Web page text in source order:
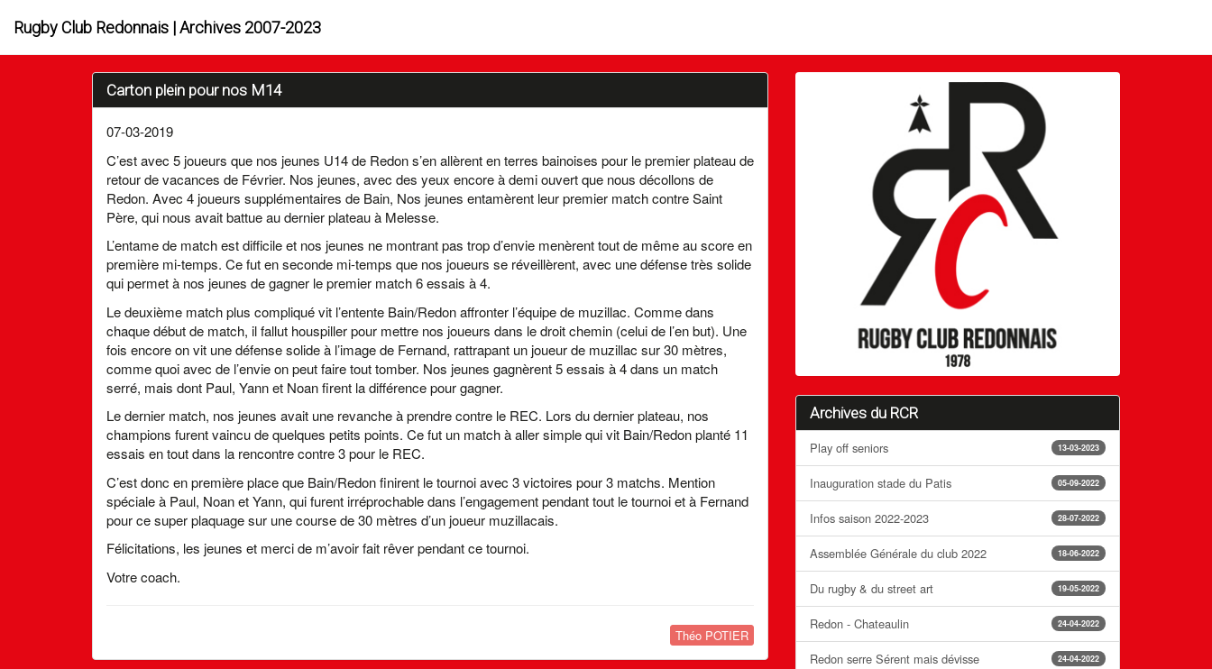
Rugby Club Redonnais | Archives 2007-2023
Carton plein pour nos M14
07-03-2019
C’est avec 5 joueurs que nos jeunes U14 de Redon s’en allèrent en terres bainoises pour le premier plateau de
retour de vacances de Février. Nos jeunes, avec des yeux encore à demi ouvert que nous décollons de
Redon. Avec 4 joueurs supplémentaires de Bain, Nos jeunes entamèrent leur premier match contre Saint
Père, qui nous avait battue au dernier plateau à Melesse.
L’entame de match est difficile et nos jeunes ne montrant pas trop d’envie menèrent tout de même au score en
première mi-temps. Ce fut en seconde mi-temps que nos joueurs se réveillèrent, avec une défense très solide
qui permet à nos jeunes de gagner le premier match 6 essais à 4.
Le deuxième match plus compliqué vit l’entente Bain/Redon affronter l’équipe de muzillac. Comme dans
chaque début de match, il fallut houspiller pour mettre nos joueurs dans le droit chemin (celui de l’en but). Une
fois encore on vit une défense solide à l’image de Fernand, rattrapant un joueur de muzillac sur 30 mètres,
comme quoi avec de l’envie on peut faire tout tomber. Nos jeunes gagnèrent 5 essais à 4 dans un match
serré, mais dont Paul, Yann et Noan firent la différence pour gagner.
Le dernier match, nos jeunes avait une revanche à prendre contre le REC. Lors du dernier plateau, nos
champions furent vaincu de quelques petits points. Ce fut un match à aller simple qui vit Bain/Redon planté 11
essais en tout dans la rencontre contre 3 pour le REC.
C’est donc en première place que Bain/Redon finirent le tournoi avec 3 victoires pour 3 matchs. Mention
spéciale à Paul, Noan et Yann, qui furent irréprochable dans l’engagement pendant tout le tournoi et à Fernand
pour ce super plaquage sur une course de 30 mètres d’un joueur muzillacais.
Félicitations, les jeunes et merci de m’avoir fait rêver pendant ce tournoi.
Votre coach.
Théo POTIER
Archives du RCR
13-03-2023
Play off seniors
05-09-2022
Inauguration stade du Patis
28-07-2022
Infos saison 2022-2023
18-06-2022
Assemblée Générale du club 2022
19-05-2022
Du rugby & du street art
24-04-2022
Redon - Chateaulin
24-04-2022
Redon serre Sérent mais dévisse